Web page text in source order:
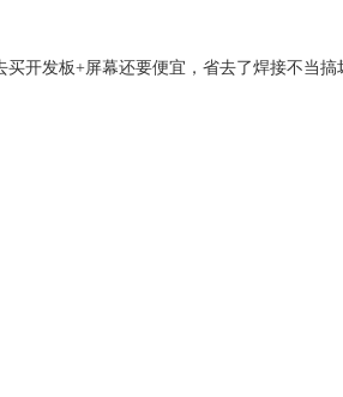
开发板+屏幕还要便宜，省去了焊接不当